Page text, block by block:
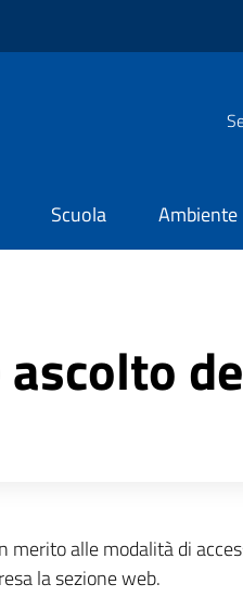
Scuola Ambiente
alle modalità di
la sezione web.